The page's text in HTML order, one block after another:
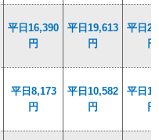
平日16,390
円
平日19,613
円
平日
円
平日8,173
円
平日10,582
円
平日
円
平日16,390
円
平日19,613
円
平日
円
平日8,173
円
平日10,582
円
平日
円